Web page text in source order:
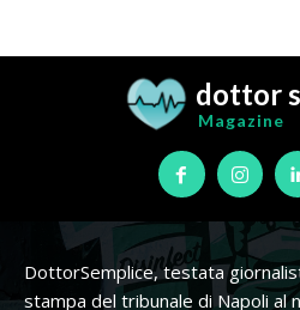
dottor
Magazine
DottorSemplice, testata
stampa del tribunale di Napoli al